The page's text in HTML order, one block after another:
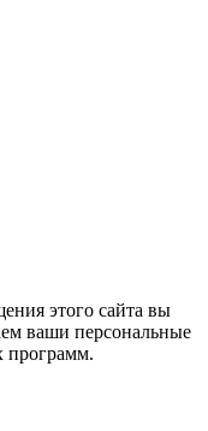
этого сайта вы
ваши персональные
программ.